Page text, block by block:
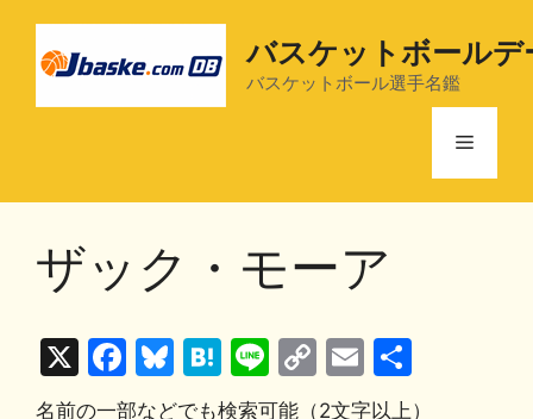
バスケットボールデ
バスケットボール選手名鑑
メ
ザック・モーア
X
F
a
Bl
u
H
at
Li
n
C
o
E
m 有
名前の一部などでも検索可能（2文字以上）